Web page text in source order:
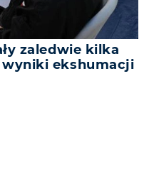
zaledwie kilka
ekshumacji